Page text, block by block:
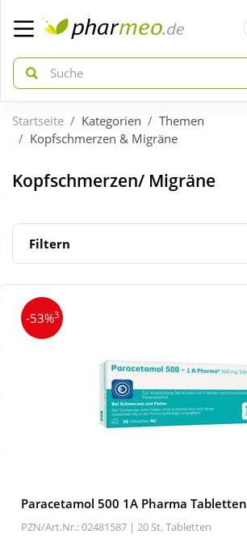
zurück
ÜBERSICHT AKTIONEN
Aktuelle Coupons
Neuheiten
Täglich gut versorgt
zurück
ÜBERSICHT KATEGORIEN
Arzneimittel
Diabetes
Körperpflege & Kosmetik
Nahrungsergänzung
Startseite Kategorien
Themen
Kopfschmerzen & Migräne
Kopfschmerzen/ Migräne
Filtern
-53%3
Paracetamol 500 1A Pharma Tabletten
PZN/Art.Nr.: 02481587 | 20 St, Tabletten